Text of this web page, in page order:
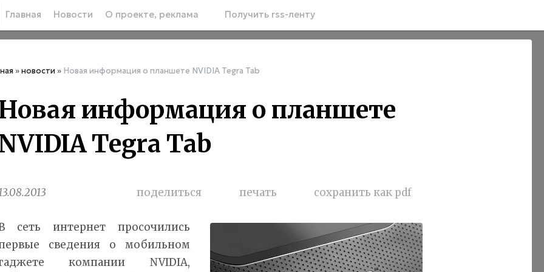
Главная Новости О проекте, реклама Получить rss-ленту
»новости » Новая информация о планшете NVIDIA Tegra Tab
информация о планшете
Tegra Tab
поделиться печать сохранить как pdf
сеть интернет просочились
сведения о мобильном
компании NVIDIA,